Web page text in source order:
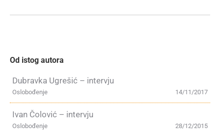
Od istog autora
Dubravka Ugrešić – intervju
14/11/2017
Oslobođenje
Ivan Čolović – intervju
28/12/2015
Oslobođenje